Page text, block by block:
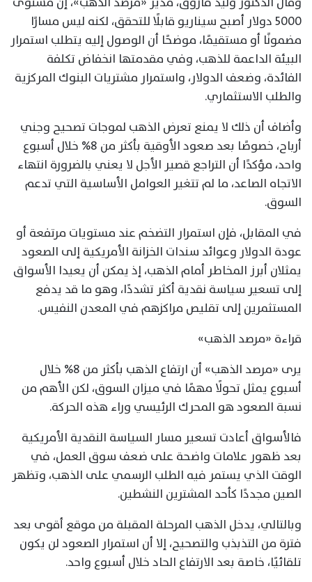
5000 دولار أصبح سيناريو قابلًا للتحقق، لكنه ليس مسارًا
مضمونًا أو مستقيمًا، موضحًا أن الوصول إليه يتطلب استمرار
البيئة الداعمة للذهب، وفي مقدمتها انخفاض تكلفة
الفائدة، وضعف الدولار، واستمرار مشتريات البنوك المركزية
والطلب الاستثماري.
وأضاف أن ذلك لا يمنع تعرض الذهب لموجات تصحيح وجني
أرباح، خصوصًا بعد صعود الأوقية بأكثر من 8% خلال أسبوع
واحد، مؤكدًا أن التراجع قصير الأجل لا يعني بالضرورة انتهاء
الاتجاه الصاعد، ما لم تتغير العوامل الأساسية التي تدعم
السوق.
في المقابل، فإن استمرار التضخم عند مستويات مرتفعة أو
عودة الدولار وعوائد سندات الخزانة الأمريكية إلى الصعود
يمثلان أبرز المخاطر أمام الذهب، إذ يمكن أن يعيدا الأسواق
إلى تسعير سياسة نقدية أكثر تشددًا، وهو ما قد يدفع
المستثمرين إلى تقليص مراكزهم في المعدن النفيس.
قراءة «مرصد الذهب»
يرى «مرصد الذهب» أن ارتفاع الذهب بأكثر من 8% خلال
أسبوع يمثل تحولًا مهمًا في ميزان السوق، لكن الأهم من
نسبة الصعود هو المحرك الرئيسي وراء هذه الحركة.
فالأسواق أعادت تسعير مسار السياسة النقدية الأمريكية
بعد ظهور علامات واضحة على ضعف سوق العمل، في
الوقت الذي يستمر فيه الطلب الرسمي على الذهب، وتظهر
الصين مجددًا كأحد المشترين النشطين.
وبالتالي، يدخل الذهب المرحلة المقبلة من موقع أقوى بعد
فترة من التذبذب والتصحيح، إلا أن استمرار الصعود لن يكون
تلقائيًا، خاصة بعد الارتفاع الحاد خلال أسبوع واحد.